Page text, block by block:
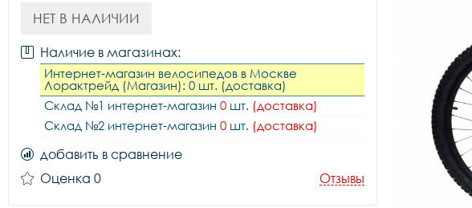
НЕТ В НАЛИЧИИ
Наличие в магазинах:
Интернет-магазин велосипедов в Москве
Лорактрейд (Магазин): 0 шт. (доставка)
Склад №1 интернет-магазин 0 шт. (доставка)
Склад №2 интернет-магазин 0 шт. (доставка)
добавить в сравнение
Оценка 0
Отзывы